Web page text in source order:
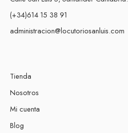
(+34)614 15 38 91
administracion@locutoriosanluis.com
Tienda
Nosotros
Mi cuenta
Blog